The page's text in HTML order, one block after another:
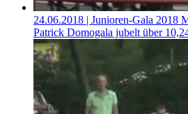
24.06.2018 | Junioren-Gala 2018
Patrick Domogala jubelt über